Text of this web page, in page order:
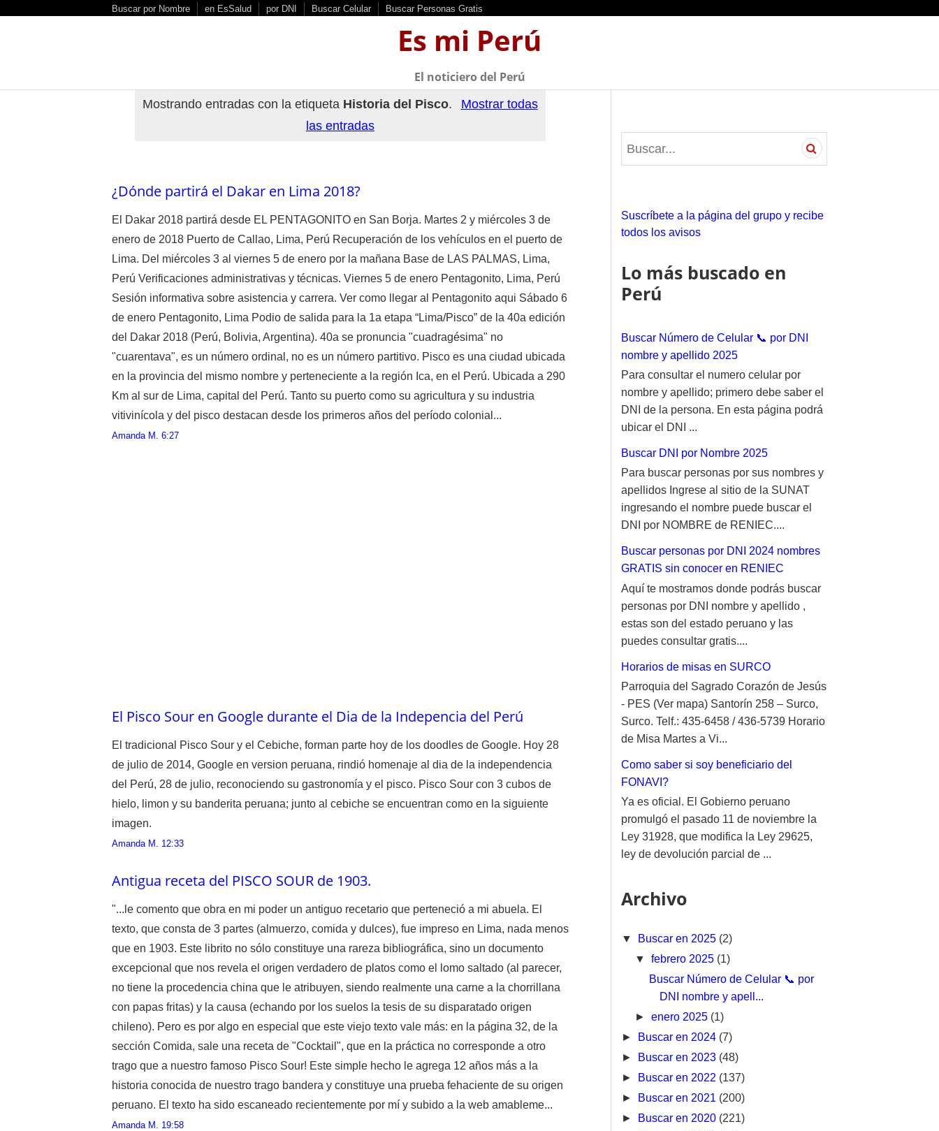
Buscar por Nombre en EsSalud por DNI Buscar Celular Buscar Personas Gratis
Es mi Perú
El noticiero del Perú
Mostrando entradas con la etiqueta Historia del Pisco.
Mostrar todas
las entradas
¿Dónde partirá el Dakar en Lima 2018?
El Dakar 2018 partirá desde EL PENTAGONITO en San Borja. Martes 2 y miércoles 3 de
enero de 2018 Puerto de Callao, Lima, Perú Recuperación de los vehículos en el puerto de
Lima. Del miércoles 3 al viernes 5 de enero por la mañana Base de LAS PALMAS, Lima,
Perú Verificaciones administrativas y técnicas. Viernes 5 de enero Pentagonito, Lima, Perú
Sesión informativa sobre asistencia y carrera. Ver como llegar al Pentagonito aqui Sábado 6
de enero Pentagonito, Lima Podio de salida para la 1a etapa “Lima/Pisco” de la 40a edición
del Dakar 2018 (Perú, Bolivia, Argentina). 40a se pronuncia "cuadragésima" no
"cuarentava", es un número ordinal, no es un número partitivo. Pisco es una ciudad ubicada
en la provincia del mismo nombre y perteneciente a la región Ica, en el Perú. Ubicada a 290
Km al sur de Lima, capital del Perú. Tanto su puerto como su agricultura y su industria
vitivinícola y del pisco destacan desde los primeros años del período colonial...
Amanda M. 6:27
El Pisco Sour en Google durante el Dia de la Indepencia del Perú
El tradicional Pisco Sour y el Cebiche, forman parte hoy de los doodles de Google. Hoy 28
de julio de 2014, Google en version peruana, rindió homenaje al dia de la independencia
del Perú, 28 de julio, reconociendo su gastronomía y el pisco. Pisco Sour con 3 cubos de
hielo, limon y su banderita peruana; junto al cebiche se encuentran como en la siguiente
imagen.
Amanda M. 12:33
Antigua receta del PISCO SOUR de 1903.
"...le comento que obra en mi poder un antiguo recetario que perteneció a mi abuela. El
texto, que consta de 3 partes (almuerzo, comida y dulces), fue impreso en Lima, nada menos
que en 1903. Este librito no sólo constituye una rareza bibliográfica, sino un documento
excepcional que nos revela el origen verdadero de platos como el lomo saltado (al parecer,
no tiene la procedencia china que le atribuyen, siendo realmente una carne a la chorrillana
con papas fritas) y la causa (echando por los suelos la tesis de su disparatado origen
chileno). Pero es por algo en especial que este viejo texto vale más: en la página 32, de la
sección Comida, sale una receta de "Cocktail", que en la práctica no corresponde a otro
trago que a nuestro famoso Pisco Sour! Este simple hecho le agrega 12 años más a la
historia conocida de nuestro trago bandera y constituye una prueba fehaciente de su origen
peruano. El texto ha sido escaneado recientemente por mí y subido a la web amableme...
Amanda M. 19:58
:
Suscríbete a la página del grupo y recibe
todos los avisos
Lo más buscado en
Perú
Buscar Número de Celular 📞 por DNI
nombre y apellido 2025
Para consultar el numero celular por
nombre y apellido; primero debe saber el
DNI de la persona. En esta página podrá
ubicar el DNI ...
Buscar DNI por Nombre 2025
Para buscar personas por sus nombres y
apellidos Ingrese al sitio de la SUNAT
ingresando el nombre puede buscar el
DNI por NOMBRE de RENIEC....
Buscar personas por DNI 2024 nombres
GRATIS sin conocer en RENIEC
Aquí te mostramos donde podrás buscar
personas por DNI nombre y apellido ,
estas son del estado peruano y las
puedes consultar gratis....
Horarios de misas en SURCO
Parroquia del Sagrado Corazón de Jesús
- PES (Ver mapa) Santorín 258 – Surco,
Surco. Telf.: 435-6458 / 436-5739 Horario
de Misa Martes a Vi...
Como saber si soy beneficiario del
FONAVI?
Ya es oficial. El Gobierno peruano
promulgó el pasado 11 de noviembre la
Ley 31928, que modifica la Ley 29625,
ley de devolución parcial de ...
Archivo
▼ Buscar en 2025 (2)
▼febrero 2025 (1)
Buscar Número de Celular 📞 por
DNI nombre y apell...
►enero 2025 (1)
►
Buscar en 2024 (7)
►
Buscar en 2023 (48)
►
Buscar en 2022 (137)
►
Buscar en 2021 (200)
►
Buscar en 2020 (221)